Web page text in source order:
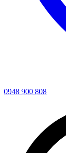
0948 900 808